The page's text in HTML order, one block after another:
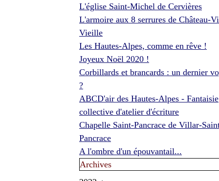
L'église Saint-Michel de Cervières
L'armoire aux 8 serrures de Château-
Vieille
Les Hautes-Alpes, comme en rêve !
Joyeux Noël 2020 !
Corbillards et brancards : un dernier
?
ABCD'air des Hautes-Alpes - Fantaisie
collective d'atelier d'écriture
Chapelle Saint-Pancrace de Villar-
Pancrace
A l'ombre d'un épouvantail...
Archives